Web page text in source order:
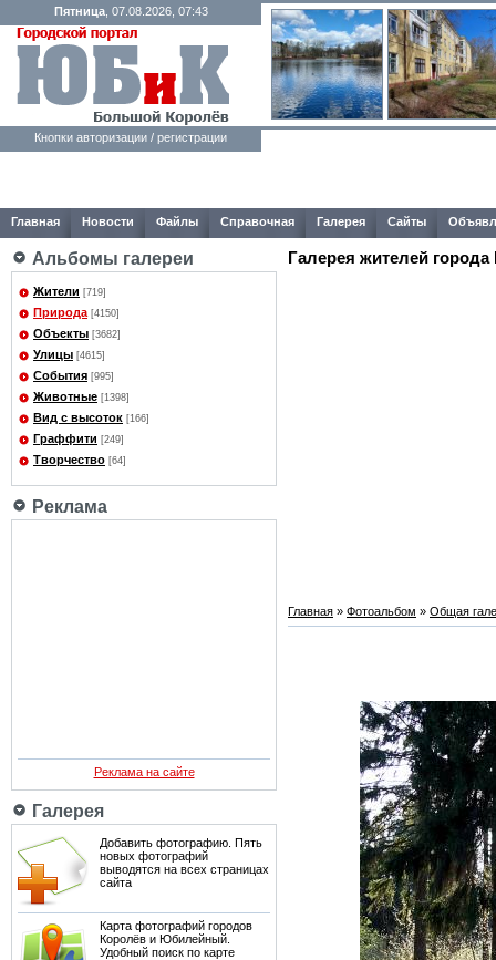
Пятница, 07.08.2026, 07:43
Кнопки авторизации / регистрации
Главная Новости Файлы Справочная Галерея Сайты
Альбомы галереи
Жители [719]
Природа [4150]
Объекты [3682]
Улицы [4615]
События [995]
Животные [1398]
Вид с высоток [166]
Граффити [249]
Творчество [64]
Реклама
Реклама на сайте
Галерея
Добавить фотографию. Пять
новых фотографий
выводятся на всех страницах
сайта
Карта фотографий городов
Королёв и Юбилейный.
Удобный поиск по карте
Галерея жителей города
Главная » Фотоальбом » Общая